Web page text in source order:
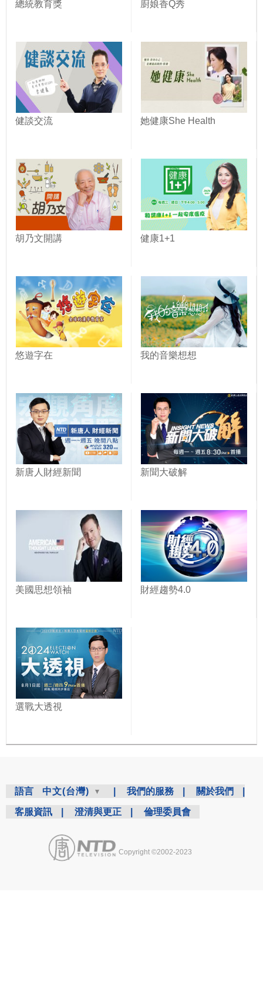
總統教育獎 廚娘香Q秀
健談交流 她健康She Health
胡乃文開講 健康1+1
悠遊字在 我的音樂想想
新唐人財經新聞 新聞大破解
美國思想領袖 財經趨勢4.0
選戰大透視
語言 中文(台灣) 我們的服務 關於我們
客服資訊 澄清與更正 倫理委員會
Copyright ©2002-2023